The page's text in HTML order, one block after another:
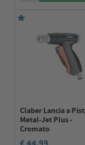
Claber Lancia a
Metal-Jet Plus -
Cromato